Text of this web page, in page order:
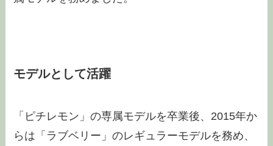
モデルとして活躍
「ピチレモン」の専属モデルを卒業後、2015年か
らは「ラブベリー」のレギュラーモデルを務め、